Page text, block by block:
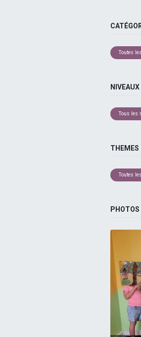
Toutes
Tous les
THEMES
Toutes
PHOTOS